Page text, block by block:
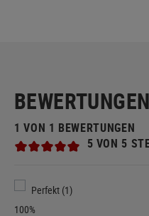
BEWERTUNGEN
1 VON 1 BEWERTUNGEN
5 VON 5
Perfekt (1)
100%